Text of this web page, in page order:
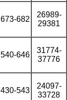
673-682
26989-
29381
540-646
31774-
37776
430-543
24097-
33728